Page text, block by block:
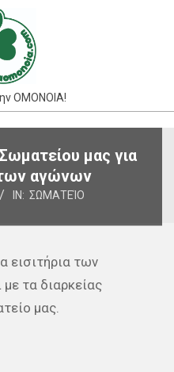
ΟΜΟΝΟΙΑ!
μας για
των αγώνων
IN: ΣΩΜΑΤΕΊΟ
εισιτήρια των
τα διαρκείας
μας.